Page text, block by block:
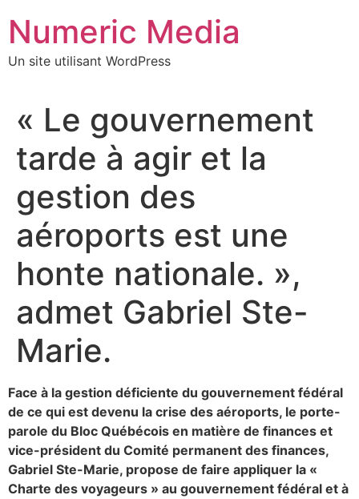
contenu
Numeric Media
Un site utilisant WordPress
« Le gouvernement
tarde à agir et la
gestion des
aéroports est une
honte nationale. »,
admet Gabriel Ste-
Marie.
Face à la gestion déficiente du gouvernement fédéral
de ce qui est devenu la crise des aéroports, le porte-
parole du Bloc Québécois en matière de finances et
vice-président du Comité permanent des finances,
Gabriel Ste-Marie, propose de faire appliquer la «
Charte des voyageurs » au gouvernement fédéral et à